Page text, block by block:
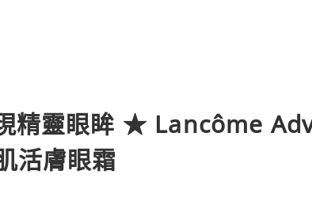
精靈眼眸 ★ Lancôme
活膚眼霜